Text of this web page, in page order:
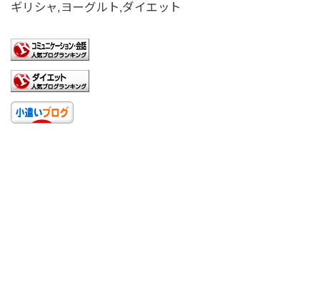
ギリシャ,ヨーグルト,ダイエット